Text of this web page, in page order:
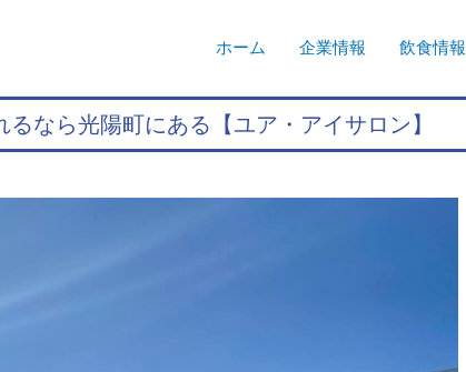
ホーム 企業情報 飲食情報
なら光陽町にある【ユア・アイサロン】